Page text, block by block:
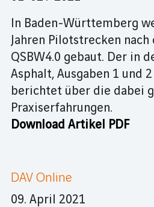
In Baden-Württemberg
Jahren Pilotstrecken nach
QSBW4.0 gebaut. Der in
Asphalt, Ausgaben 1 und
berichtet über die dabei
Praxiserfahrungen.
Download Artikel PDF
DAV Online
09. April 2021